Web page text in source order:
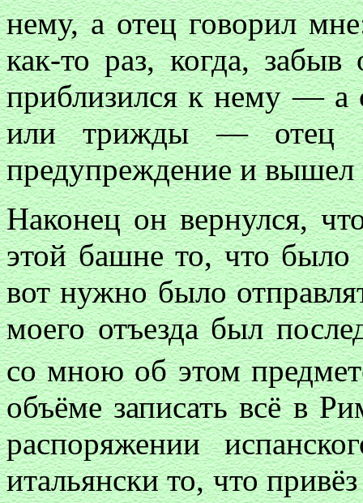
нему, а отец говорил
как-то раз, когда,
приблизился к нему — а
или трижды — отец
предупреждение и вышел
Наконец он вернулся,
этой башне то, что было
вот нужно было
моего отъезда был
со мною об этом
объёме записать всё в
распоряжении
итальянски то, что